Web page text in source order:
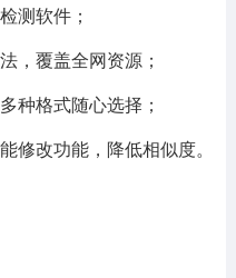
测软件；
，覆盖全网资源；
种格式随心选择；
修改功能，降低相似度。